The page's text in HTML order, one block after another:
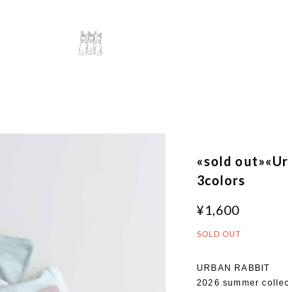
«sold
3colors
¥1,600
SOLD OUT
URBAN RABBIT
2026 summer